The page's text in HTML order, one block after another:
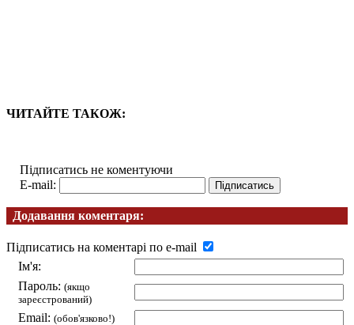
ЧИТАЙТЕ ТАКОЖ:
Підписатись не коментуючи
E-mail:
Додавання коментаря:
Підписатись на коментарі по e-mail
Ім'я:
Пароль: (якщо
зареєстрований)
Email: (обов'язково!)